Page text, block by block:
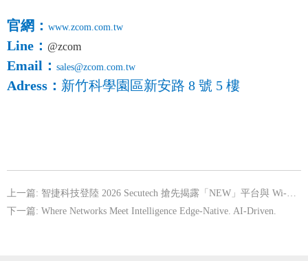
官網： www.zcom.com.tw
Line ： @zcom
Email ： sales@zcom.com.tw
Adress ： 新竹科學園區新安路 8 號 5 樓
上一篇: 智捷科技登陸 2026 Secutech 搶先揭露「NEW」平台與 Wi-Fi 7 定位技術，強勢佈局邊坡監測與智慧軌道安防
下一篇: Where Networks Meet Intelligence Edge-Native. AI-Driven.